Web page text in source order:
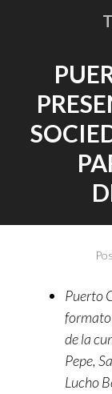
Puerto
formato
de la
Pepe,
Lucho